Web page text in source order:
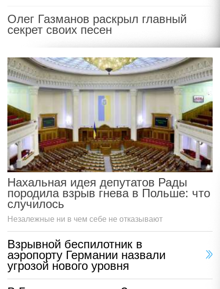
Олег Газманов раскрыл главный
секрет своих песен
Нахальная идея депутатов Рады
породила взрыв гнева в Польше: что
случилось
Незалежные ни в чем себе не отказывают
Взрывной беспилотник в
аэропорту Германии назвали
угрозой нового уровня